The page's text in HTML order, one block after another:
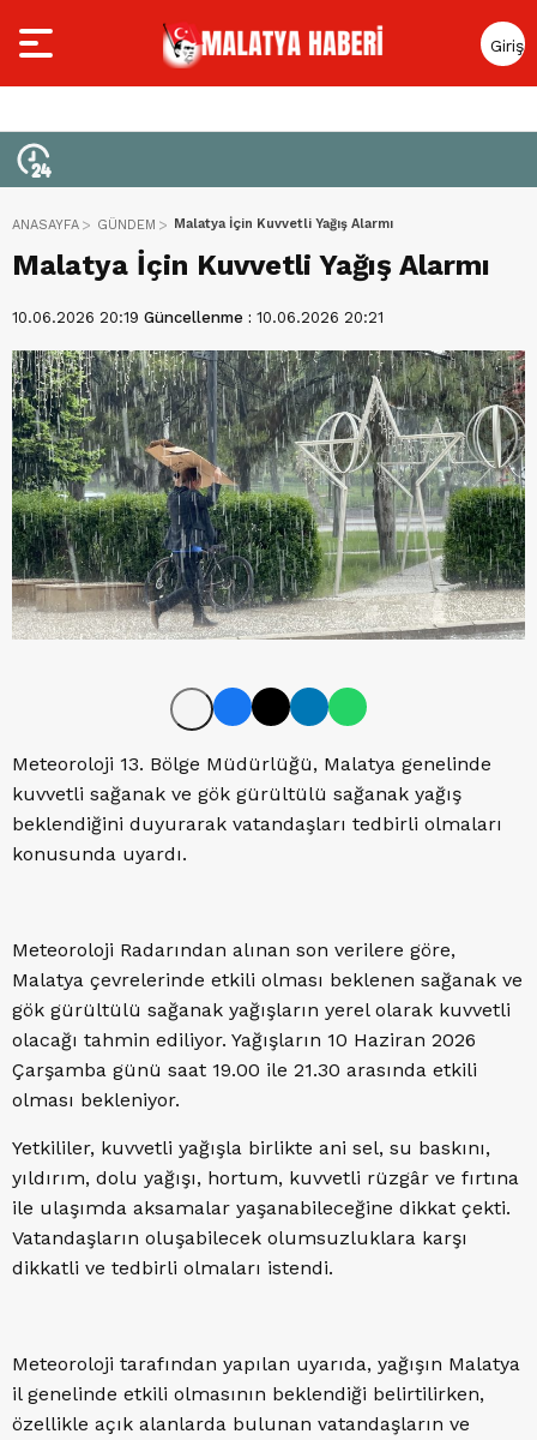
Giriş
Yap
ANASAYFA GÜNDEM Malatya İçin Kuvvetli Yağış Alarmı
Malatya İçin Kuvvetli Yağış Alarmı
10.06.2026 20:19 Güncellenme : 10.06.2026 20:21
Meteoroloji 13. Bölge Müdürlüğü, Malatya genelinde
kuvvetli sağanak ve gök gürültülü sağanak yağış
beklendiğini duyurarak vatandaşları tedbirli olmaları
konusunda uyardı.
Meteoroloji Radarından alınan son verilere göre,
Malatya çevrelerinde etkili olması beklenen sağanak ve
gök gürültülü sağanak yağışların yerel olarak kuvvetli
olacağı tahmin ediliyor. Yağışların 10 Haziran 2026
Çarşamba günü saat 19.00 ile 21.30 arasında etkili
olması bekleniyor.
Yetkililer, kuvvetli yağışla birlikte ani sel, su baskını,
yıldırım, dolu yağışı, hortum, kuvvetli rüzgâr ve fırtına
ile ulaşımda aksamalar yaşanabileceğine dikkat çekti.
Vatandaşların oluşabilecek olumsuzluklara karşı
dikkatli ve tedbirli olmaları istendi.
Meteoroloji tarafından yapılan uyarıda, yağışın Malatya
il genelinde etkili olmasının beklendiği belirtilirken,
özellikle açık alanlarda bulunan vatandaşların ve